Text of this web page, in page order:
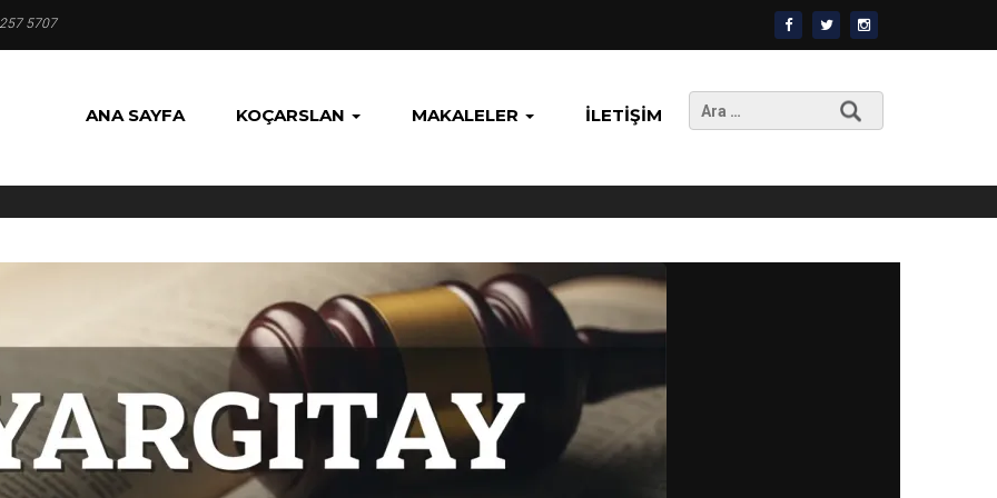
5707
ANA SAYFA KOÇARSLAN MAKALELER İLETIŞIM
Arama: